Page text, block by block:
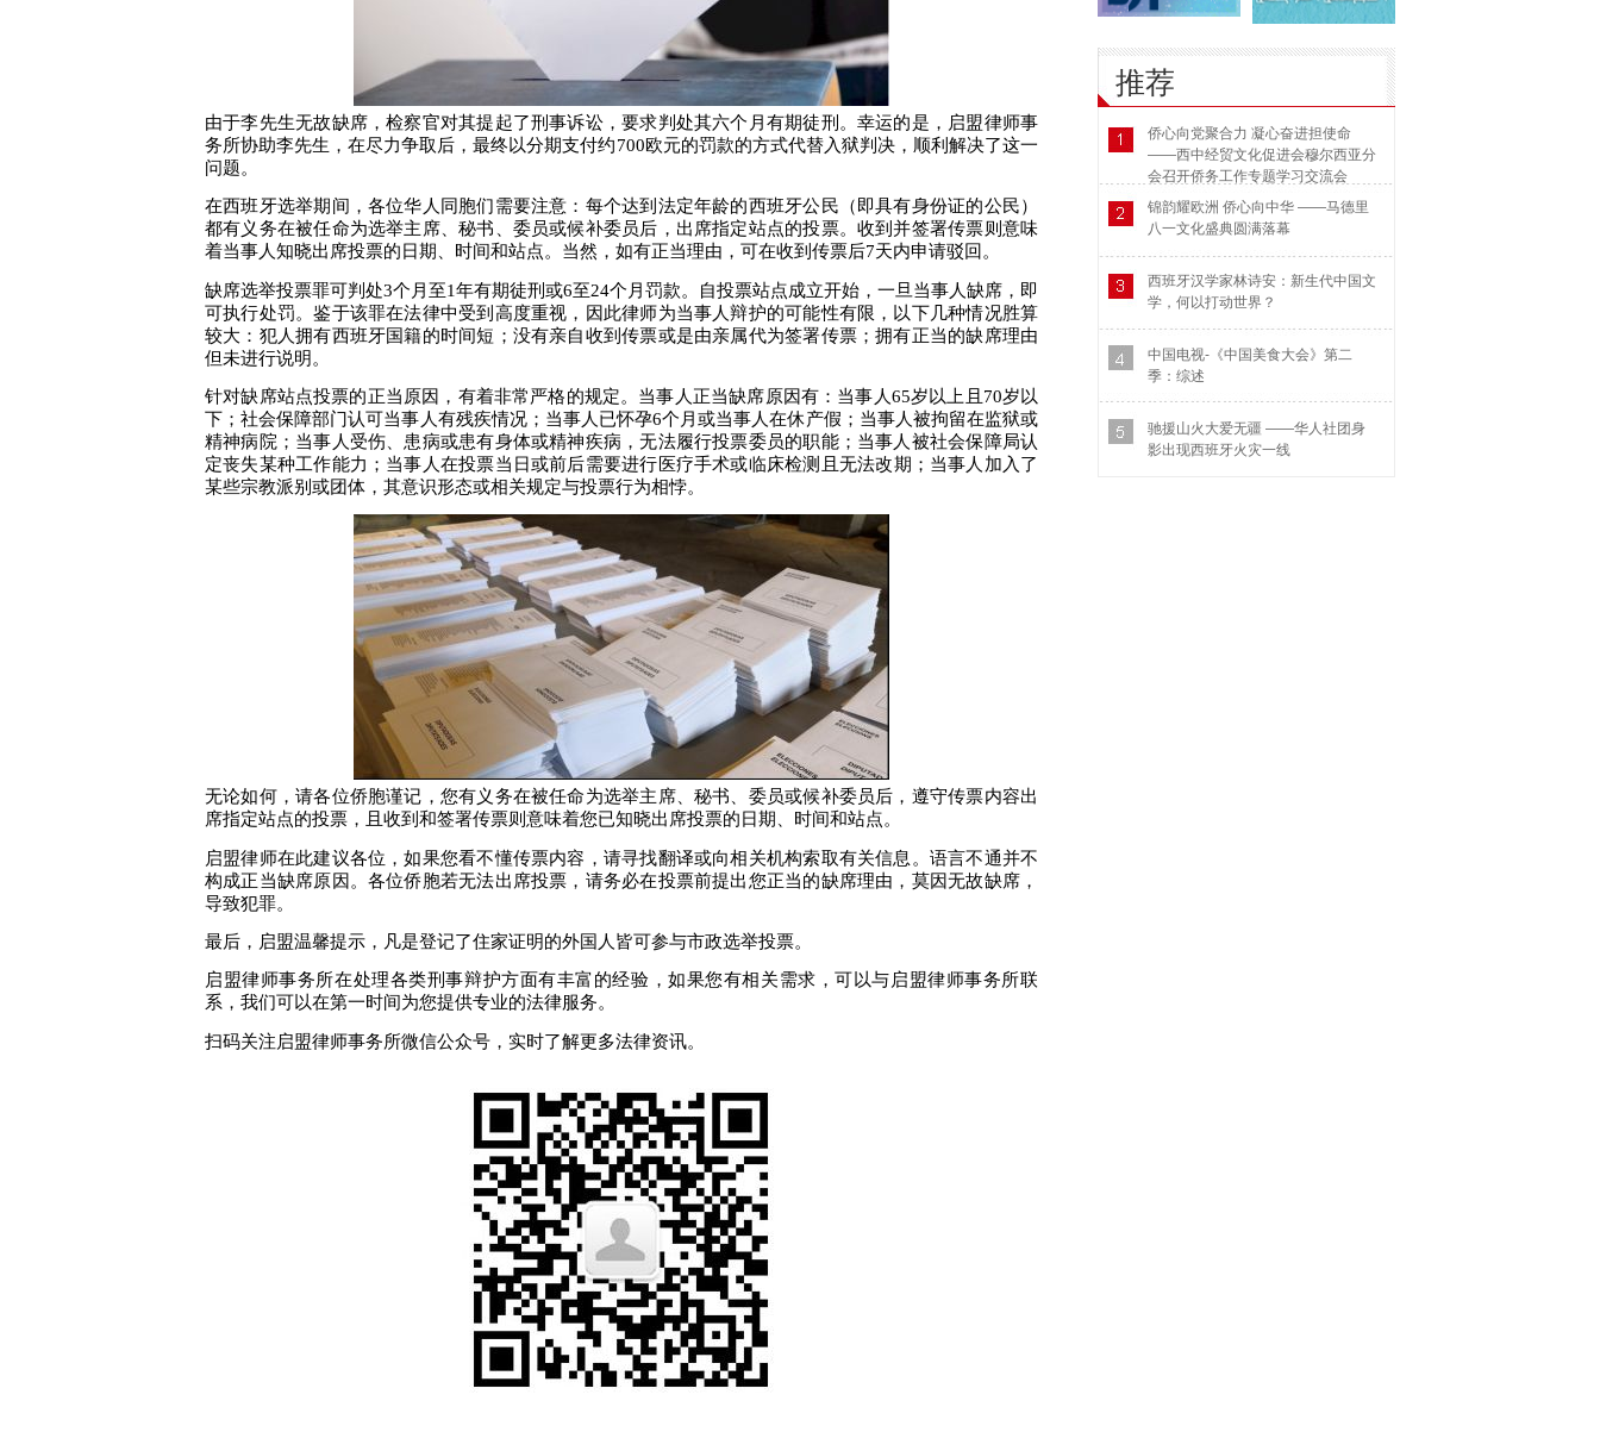
由于李先生无故缺席，检察官对其提起了刑事诉讼，要求判处其六个月有期徒刑。幸运的是，启盟律师事
务所协助李先生，在尽力争取后，最终以分期支付约700欧元的罚款的方式代替入狱判决，顺利解决了这一
问题。
在西班牙选举期间，各位华人同胞们需要注意：每个达到法定年龄的西班牙公民（即具有身份证的公民）
都有义务在被任命为选举主席、秘书、委员或候补委员后，出席指定站点的投票。收到并签署传票则意味
着当事人知晓出席投票的日期、时间和站点。 当然 ，如有正当理由，可在收到传票后7天内申请驳回。
缺席选举投票罪可判处3个月至1年有期徒刑或6至24个月罚款。自投票站点成立开始，一旦当事人缺席，即
可执行处罚。鉴于该罪在法律中受到高度重视，因此律师为当事人辩护的可能性有限，以下几种情况胜算
较大：犯人拥有西班牙国籍的时间短；没有亲自收到传票或是由亲属代为签署传票；拥有正当的缺席理由
但未进行说明 。
针对缺席站点投票的正当 原因，有着非常严格的规定。当事人 正当缺席原因有 ：当事人65岁以上且 70岁以
下；社会保障部门认可当事人有残疾情况；当事人 已怀孕6个月或当事人在休产假 ；当事人被拘留在监狱或
精神病院 ；当事人受伤、患病或患有身体或精神疾病，无法履行投票委员的职能；当事人被社会保障局认
定丧失某种工作能力；当事人在投票当日或前后需要进行 医疗手术或临床检测且无法改期；当事人加入 了
某些宗教派别或团体， 其意识形态或相关规定与投票行为相悖。
无论如何，请各位侨胞谨记， 您有义务在被任命为选举主席、秘书、委员或候补委员后， 遵守传票内容出
席指定站点的投票，
且收到和签署传票则 意味着您已知晓出席投票的日期、时间和站点。
启盟律师在此建议各位，如果您看不懂传票内容，请寻找翻译或向相关机构索取有关信息。语言不通并不
构成正当缺席原因。各位侨胞若无法出席投票，请务必在投票前提出您正当的缺席理由， 莫因无故缺席，
导致犯罪。
最后，启盟温馨提示， 凡是登记了住家证明的外国人 皆可参与市政选举投票。
启盟律师事务所在处理各类刑事辩护方面有丰富的经验，如果您有相关需求，可以与启盟律师事务所联
系，我们可以在第一时间为您提供专业的法律服务。
扫码关注启盟律师事务所微信公众号，实时了解更多法律资讯。
推荐
侨心向党聚合力 凝心奋进担使命
——西中经贸文化促进会穆尔西亚分
会召开侨务工作专题学习交流会
锦韵耀欧洲 侨心向中华 ——马德里
八一文化盛典圆满落幕
西班牙汉学家林诗安：新生代中国文
学，何以打动世界？
中国电视-《中国美食大会》第二
季：综述
驰援山火大爱无疆 ——华人社团身
影出现西班牙火灾一线